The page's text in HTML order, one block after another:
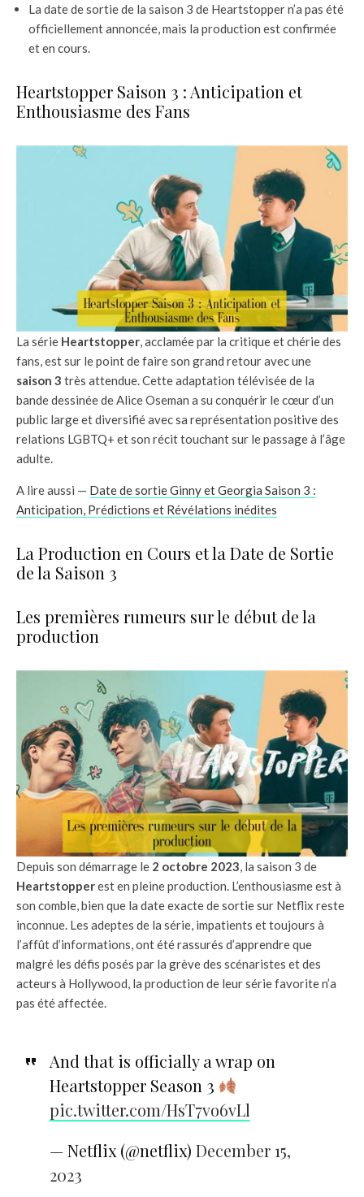
La date de sortie de la saison 3 de Heartstopper n’a pas été
officiellement annoncée, mais la production est confirmée
et en cours.
Heartstopper Saison 3 : Anticipation et
Enthousiasme des Fans
La série Heartstopper, acclamée par la critique et chérie des
fans, est sur le point de faire son grand retour avec une
saison 3 très attendue. Cette adaptation télévisée de la
bande dessinée de Alice Oseman a su conquérir le cœur d’un
public large et diversifié avec sa représentation positive des
relations LGBTQ+ et son récit touchant sur le passage à l’âge
adulte.
A lire aussi — Date de sortie Ginny et Georgia Saison 3 :
Anticipation, Prédictions et Révélations inédites
La Production en Cours et la Date de Sortie
de la Saison 3
Les premières rumeurs sur le début de la
production
Depuis son démarrage le 2 octobre 2023, la saison 3 de
Heartstopperest en pleine production. L’enthousiasme est à
son comble, bien que la date exacte de sortie sur Netflix reste
inconnue. Les adeptes de la série, impatients et toujours à
l’affût d’informations, ont été rassurés d’apprendre que
malgré les défis posés par la grève des scénaristes et des
acteurs à Hollywood, la production de leur série favorite n’a
pas été affectée.
And that is officially a wrap on
Heartstopper Season 3
pic.twitter.com/HsT7vo6vLl
— Netflix (@netflix) December 15,
2023